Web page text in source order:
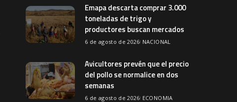
Emapa descarta comprar 3.000
toneladas de trigo y
productores buscan mercados
6 de agosto de 2026 NACIONAL
Avicultores prevén que el precio
del pollo se normalice en dos
semanas
6 de agosto de 2026 ECONOMIA